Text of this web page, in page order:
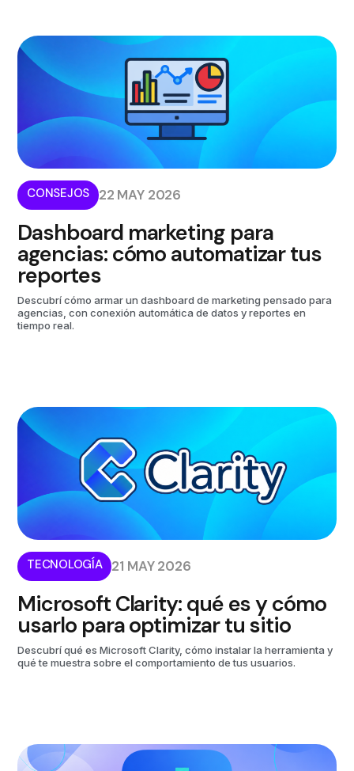
CONSEJOS 22 MAY 2026
Dashboard marketing para
agencias: cómo automatizar tus
reportes
Descubrí cómo armar un dashboard de marketing pensado para
agencias, con conexión automática de datos y reportes en
tiempo real.
TECNOLOGÍA 21 MAY 2026
Microsoft Clarity: qué es y cómo
usarlo para optimizar tu sitio
Descubrí qué es Microsoft Clarity, cómo instalar la herramienta y
qué te muestra sobre el comportamiento de tus usuarios.